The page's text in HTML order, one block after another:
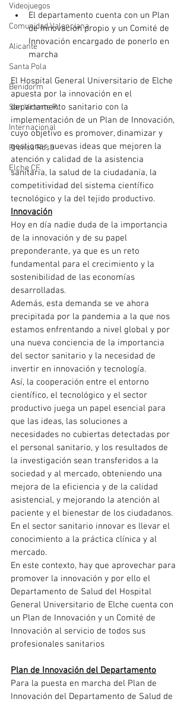
Videojuegos
Comunidad Valenciana
Alicante
Santa Pola
Benidorm
San Vicente R.
Internacional
Prensa Rosa
Elche CF.
El departamento cuenta con un Plan
de Innovación propio y un Comité de
Innovación encargado de ponerlo en
marcha
El Hospital General Universitario de Elche
apuesta por la innovación en el
departamento sanitario con la
implementación de un Plan de Innovación,
cuyo objetivo es promover, dinamizar y
gestionar nuevas ideas que mejoren la
atención y calidad de la asistencia
sanitaria, la salud de la ciudadanía, la
competitividad del sistema científico
tecnológico y la del tejido productivo.
Innovación
Hoy en día nadie duda de la importancia
de la innovación y de su papel
preponderante, ya que es un reto
fundamental para el crecimiento y la
sostenibilidad de las economías
desarrolladas.
Además, esta demanda se ve ahora
precipitada por la pandemia a la que nos
estamos enfrentando a nivel global y por
una nueva conciencia de la importancia
del sector sanitario y la necesidad de
invertir en innovación y tecnología.
Así, la cooperación entre el entorno
científico, el tecnológico y el sector
productivo juega un papel esencial para
que las ideas, las soluciones a
necesidades no cubiertas detectadas por
el personal sanitario, y los resultados de
la investigación sean transferidos a la
sociedad y al mercado, obteniendo una
mejora de la eficiencia y de la calidad
asistencial, y mejorando la atención al
paciente y el bienestar de los ciudadanos.
En el sector sanitario innovar es llevar el
conocimiento a la práctica clínica y al
mercado.
En este contexto, hay que aprovechar para
promover la innovación y por ello el
Departamento de Salud del Hospital
General Universitario de Elche cuenta con
un Plan de Innovación y un Comité de
Innovación al servicio de todos sus
profesionales sanitarios
Plan de Innovación del Departamento
Para la puesta en marcha del Plan de
Innovación del Departamento de Salud de